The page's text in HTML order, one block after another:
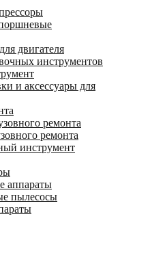
двигателя
инструментов
и аксессуары для
ремонта
ремонта
инструмент
аппараты
пылесосы